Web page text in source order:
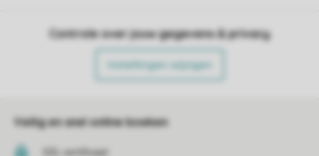
Controle over jouw gegevens & privacy
Instellingen wijzigen
Veilig en snel online boeken
SSL certificaat